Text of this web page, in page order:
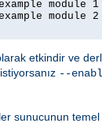
module 1
module 2
etkindir ve
--
sunucunun temel